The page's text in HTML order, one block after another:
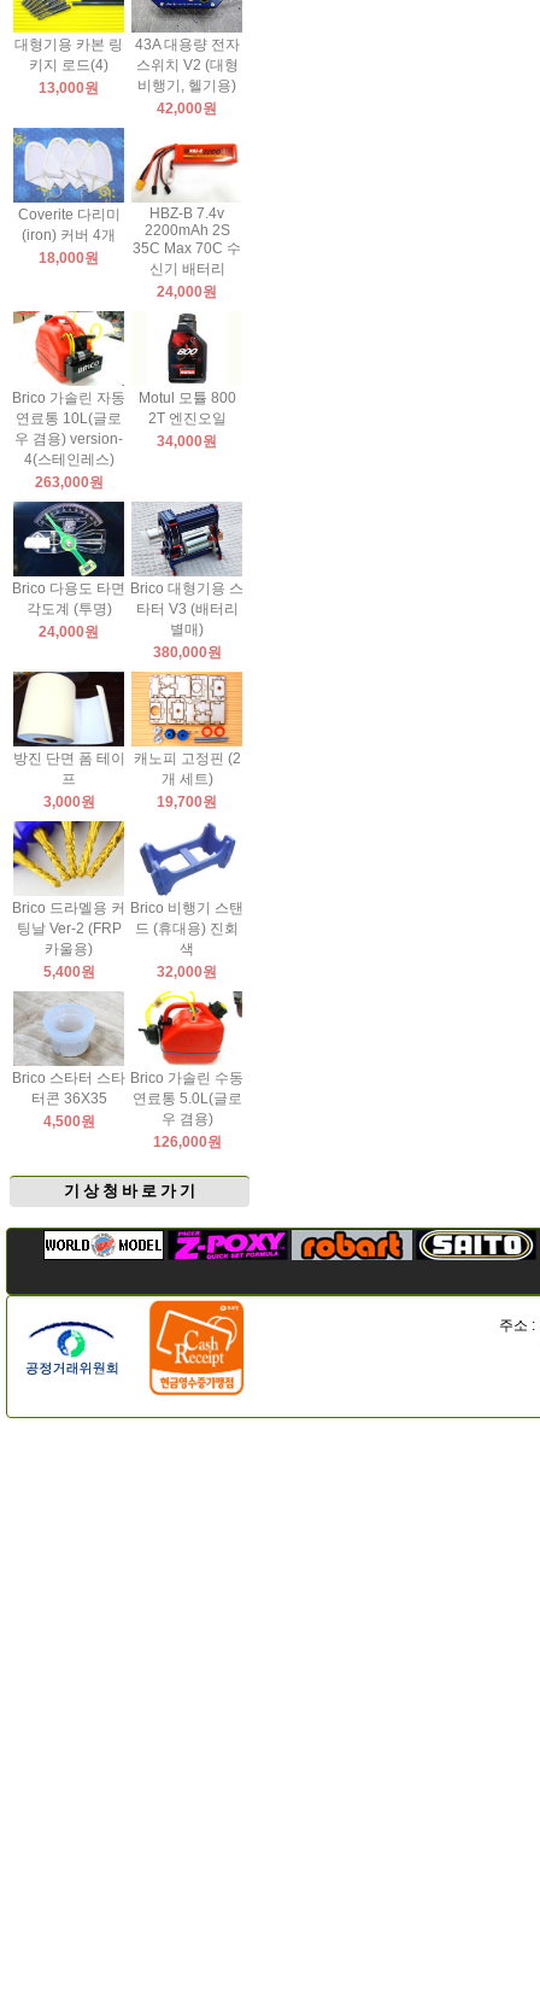
대형기용 카본 링
키지 로드(4)
13,000원
43A 대용량 전자
스위치 V2 (대형
비행기, 헬기용)
42,000원
Coverite 다리미
(iron) 커버 4개
18,000원
HBZ-B 7.4v
2200mAh 2S
35C Max 70C 수
신기 배터리
24,000원
Brico 가솔린 자동
연료통 10L(글로
우 겸용) version-
4(스테인레스)
263,000원
Motul 모튤 800
2T 엔진오일
34,000원
Brico 다용도 타면
각도계 (투명)
24,000원
Brico 대형기용 스
타터 V3 (배터리
별매)
380,000원
방진 단면 폼 테이
프
3,000원
캐노피 고정핀 (2
개 세트)
19,700원
Brico 드라멜용 커
팅날 Ver-2 (FRP
카울용)
5,400원
Brico 비행기 스탠
드 (휴대용) 진회
색
32,000원
Brico 스타터 스타
터콘 36X35
4,500원
Brico 가솔린 수동
연료통 5.0L(글로
우 겸용)
126,000원
기 상 청 바 로 가 기
주소